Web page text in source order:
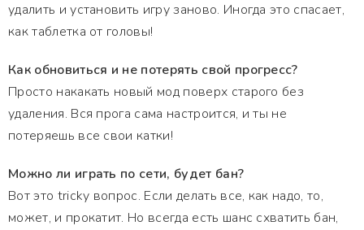
удалить и установить игру заново. Иногда это спасает,
как таблетка от головы!
Как обновиться и не потерять свой прогресс?
Просто накакать новый мод поверх старого без
удаления. Вся прога сама настроится, и ты не
потеряешь все свои катки!
Можно ли играть по сети, будет бан?
Вот это tricky вопрос. Если делать все, как надо, то,
может, и прокатит. Но всегда есть шанс схватить бан,